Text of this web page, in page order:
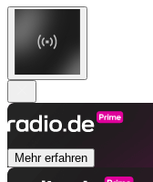
Mehr erfahren